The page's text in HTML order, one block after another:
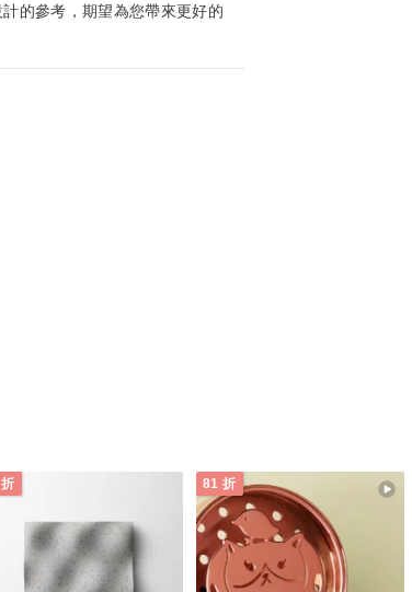
的參考，期望為您帶來更好的
81 折